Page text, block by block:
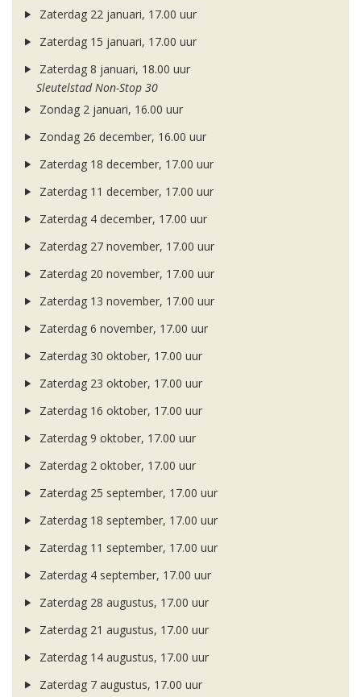
Zaterdag 22 januari, 17.00 uur
Zaterdag 15 januari, 17.00 uur
Zaterdag 8 januari, 18.00 uur
Sleutelstad Non-Stop 30
Zondag 2 januari, 16.00 uur
Zondag 26 december, 16.00 uur
Zaterdag 18 december, 17.00 uur
Zaterdag 11 december, 17.00 uur
Zaterdag 4 december, 17.00 uur
Zaterdag 27 november, 17.00 uur
Zaterdag 20 november, 17.00 uur
Zaterdag 13 november, 17.00 uur
Zaterdag 6 november, 17.00 uur
Zaterdag 30 oktober, 17.00 uur
Zaterdag 23 oktober, 17.00 uur
Zaterdag 16 oktober, 17.00 uur
Zaterdag 9 oktober, 17.00 uur
Zaterdag 2 oktober, 17.00 uur
Zaterdag 25 september, 17.00 uur
Zaterdag 18 september, 17.00 uur
Zaterdag 11 september, 17.00 uur
Zaterdag 4 september, 17.00 uur
Zaterdag 28 augustus, 17.00 uur
Zaterdag 21 augustus, 17.00 uur
Zaterdag 14 augustus, 17.00 uur
Zaterdag 7 augustus, 17.00 uur